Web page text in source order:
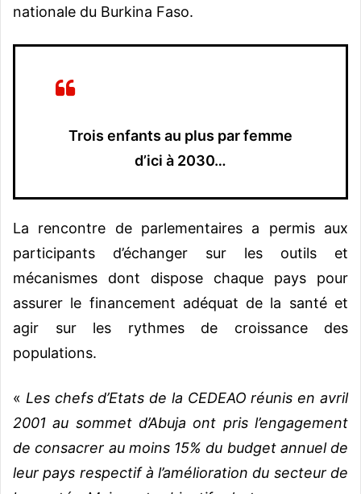
nationale du Burkina Faso.
Trois enfants au plus par femme
d’ici à 2030…
La rencontre de parlementaires a permis aux
participants d’échanger sur les outils et
mécanismes dont dispose chaque pays pour
assurer le financement adéquat de la santé et
agir sur les rythmes de croissance des
populations.
« Les chefs d’Etats de la CEDEAO réunis en avril
2001 au sommet d’Abuja ont pris l’engagement
de consacrer au moins 15% du budget annuel de
leur pays respectif à l’amélioration du secteur de